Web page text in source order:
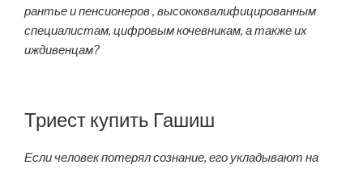
рантье и пенсионеров , высококвалифицированным
специалистам, цифровым кочевникам, а также их
иждивенцам?
Триест купить Гашиш
Если человек потерял сознание, его укладывают на